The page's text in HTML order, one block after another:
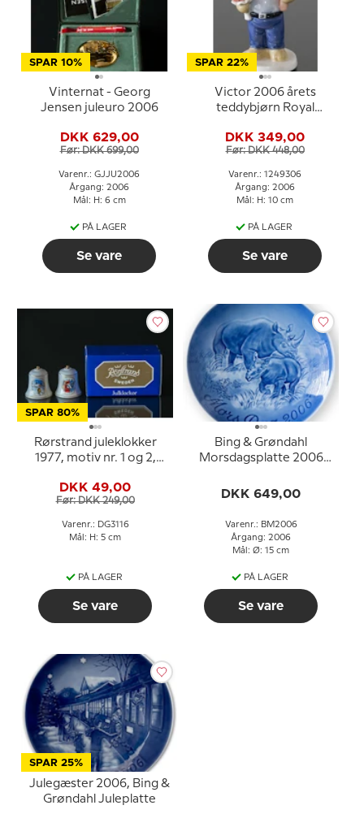
SPAR 10%
Vinternat - Georg
Jensen juleuro 2006
DKK 629,00
Før: DKK 699,00
Varenr.: GJJU2006
Årgang: 2006
Mål: H: 6 cm
PÅ LAGER
Se vare
SPAR 22%
Victor 2006 årets
teddybjørn Royal
DKK 349,00
Før: DKK 448,00
Varenr.: 1249306
Årgang: 2006
Mål: H: 10 cm
PÅ LAGER
Se vare
SPAR 80%
Rørstrand juleklokker
1977, motiv nr. 1 og 2,
DKK 49,00
Før: DKK 249,00
Varenr.: DG3116
Mål: H: 5 cm
PÅ LAGER
Se vare
Bing & Grøndahl
Morsdagsplatte 2006
unge
DKK 649,00
Varenr.: BM2006
Årgang: 2006
Mål: Ø: 15 cm
PÅ LAGER
Se vare
SPAR 25%
Julegæster 2006, Bing &
Grøndahl Juleplatte